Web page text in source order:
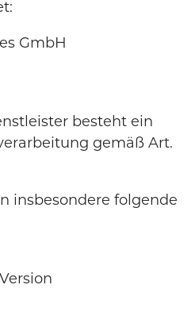
GmbH
besteht ein
gemäß Art.
insbesondere folgende